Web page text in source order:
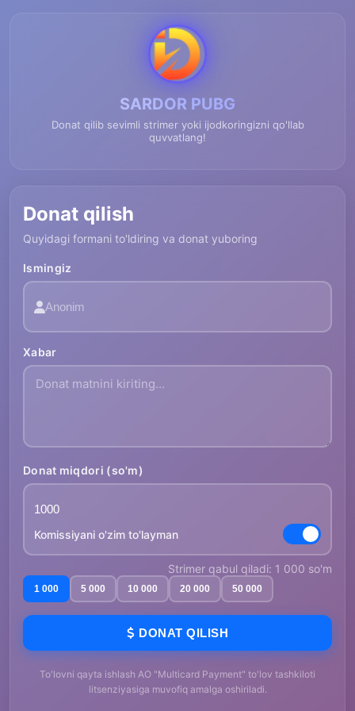
SARDOR PUBG
Donat qilib sevimli strimer yoki ijodkoringizni qo'llab
quvvatlang!
Donat qilish
Quyidagi formani to'ldiring va donat yuboring
Ismingiz
Xabar
Donat miqdori (so'm)
Komissiyani o'zim to'layman
Strimer qabul qiladi: 1 000 so'm
1 000 5 000 10 000 20 000 50 000
DONAT QILISH
To'lovni qayta ishlash AO "Multicard Payment" to'lov tashkiloti
litsenziyasiga muvofiq amalga oshiriladi.